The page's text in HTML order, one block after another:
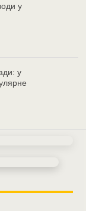
у
у